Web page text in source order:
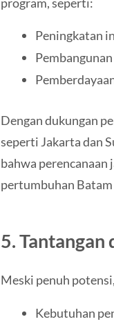
Peningkatan
Dengan dukungan
seperti Jakarta dan
bahwa perencanaan
pertumbuhan
5. Tantangan
Meski penuh
Kebutuhan